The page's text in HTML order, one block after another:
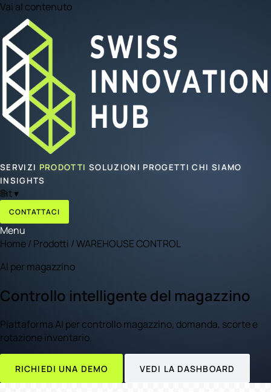
Vai al contenuto
SERVIZI PRODOTTI SOLUZIONI PROGETTICHI SIAMO
INSIGHTS
🌐it▾
CONTATTACI
Menu
Home/ Prodotti /WAREHOUSE CONTROL
AI per magazzino
Controllo intelligente del magazzino
Piattaforma AI per controllo magazzino, domanda, scorte e
rotazione inventario.
RICHIEDI UNA DEMO VEDI LA DASHBOARD